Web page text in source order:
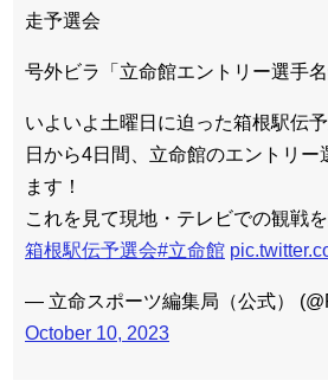
走予選会
号外ビラ「立命館エントリー選手
いよいよ土曜日に迫った箱根駅伝
日から4日間、立命館のエントリー
ます！
これを見て現地・テレビでの観戦
箱根駅伝予選会#立命館
— 立命スポーツ編集局（公式）
October 10, 2023